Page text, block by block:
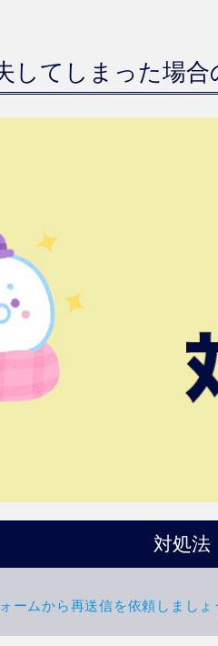
してしまった場合
対処法
ームから再送信を依頼しましょ